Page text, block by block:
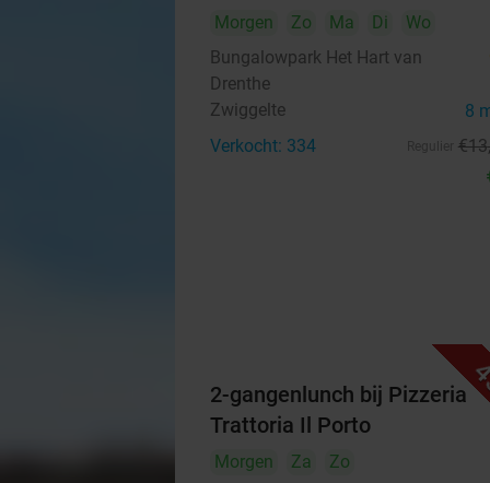
Morgen Zo Ma Di
Wo
Bungalowpark Het Hart van
Drenthe
Zwiggelte 8
Verkocht: 334 €13
2-gangenlunch bij Pizzeria
Trattoria Il Porto
Morgen Za
Zo